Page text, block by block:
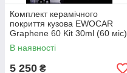
Комплект керамічного
покриття кузова EWOCAR
Graphene 60 Kit 30ml (60 міс)
В наявності
5 250 ₴